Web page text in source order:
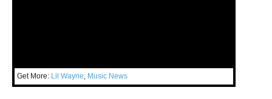
Get More: Lil Wayne, Music News